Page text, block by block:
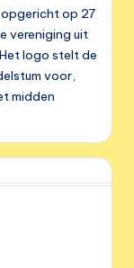
opgericht op 27
vereniging uit
logo stelt de
voor,
midden